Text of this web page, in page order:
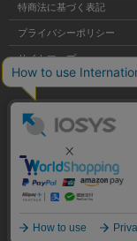
特商法に基づく表記
プライバシーポリシー
サイトマップ
大阪府公
Copyright ©